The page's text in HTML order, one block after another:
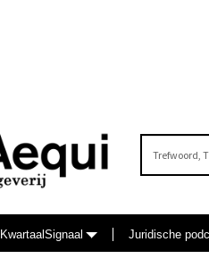
KwartaalSignaal Juridische